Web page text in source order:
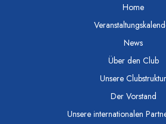
Home
News
Über den Club
Unsere Clubstruktur
Der Vorstand
Unsere internationalen